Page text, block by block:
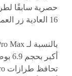
16 العادية زر العمل الجديد، الذي تم تقديمه مع iPhone 15 Pro.